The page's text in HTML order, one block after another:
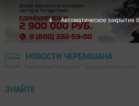
НОВОСТИ ЧЕРЕМШАНА
ЗНАЙТЕ
3 Автоматическое закрытие